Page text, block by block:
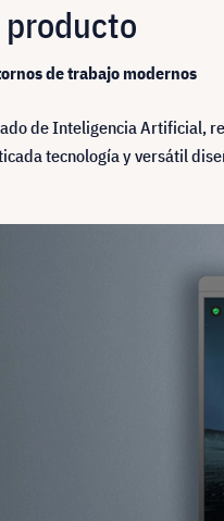
de trabajo modernos
de Inteligencia
tecnología y versátil